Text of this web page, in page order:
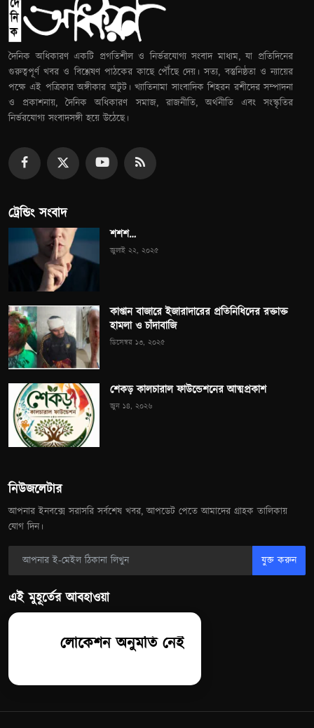
দৈনিক অধিকারণ একটি প্রগতিশীল ও নির্ভরযোগ্য সংবাদ মাধ্যম, যা প্রতিদিনের
গুরুত্বপূর্ণ খবর ও বিশ্লেষণ পাঠকের কাছে পৌঁছে দেয়। সত্য, বস্তুনিষ্ঠতা ও ন্যায়ের
পক্ষে এই পত্রিকার অঙ্গীকার অটুট। খ্যাতিনামা সাংবাদিক শিহরন রশীদের সম্পাদনা
ও প্রকাশনায়, দৈনিক অধিকারণ সমাজ, রাজনীতি, অর্থনীতি এবং সংস্কৃতির
নির্ভরযোগ্য সংবাদসঙ্গী হয়ে উঠেছে।
ট্রেন্ডিং সংবাদ
শশশ…
জুলাই ২২, ২০২৫
কাপ্তান বাজারে ইজারাদারের প্রতিনিধিদের রক্তাক্ত
হামলা ও চাঁদাবাজি
ডিসেম্বর ১৩, ২০২৫
শেকড় কালচারাল ফাউন্ডেশনের আত্মপ্রকাশ
জুন ১৪, ২০২৬
নিউজলেটার
আপনার ইনবক্সে সরাসরি সর্বশেষ খবর, আপডেট পেতে আমাদের গ্রাহক তালিকায়
যোগ দিন।
যুক্ত করুন
এই মুহূর্তের আবহাওয়া
লোকেশন অনুমতি নেই